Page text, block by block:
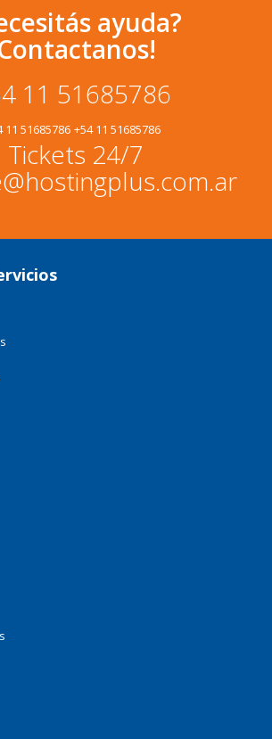
ayuda?
11 51685786
11 51685786 +54 11 51685786
Tickets 24/7